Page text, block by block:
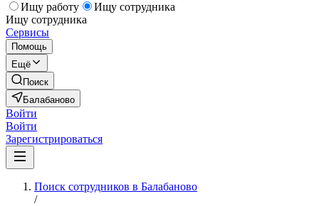
Ищу работу
Ищу сотрудника
Ищу сотрудника
Сервисы
Помощь
Ещё
Поиск
Балабаново
Войти
Войти
Зарегистрироваться
Поиск сотрудников в Балабаново
/